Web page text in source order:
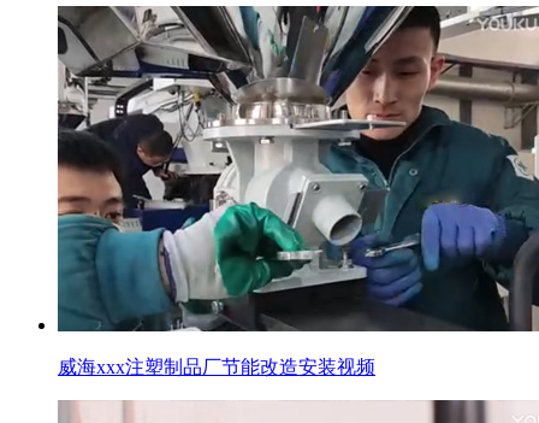
威海xxx注塑制品厂节能改造安装视频